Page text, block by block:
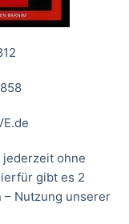
jederzeit ohne
gibt es 2
– Nutzung unserer